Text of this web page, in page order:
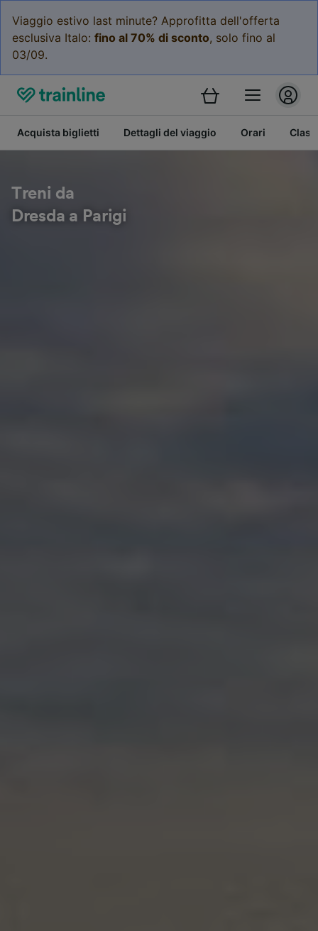
Viaggio estivo last minute? Approfitta dell'offerta
esclusiva Italo: fino al 70% di sconto, solo fino al
03/09.
Acquista biglietti Dettagli del viaggio Orari
Treni da
Dresda a Parigi